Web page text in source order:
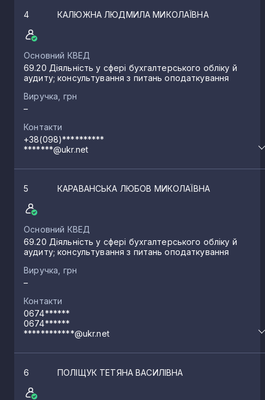
4 КАЛЮЖНА ЛЮДМИЛА МИКОЛАЇВНА
Основний КВЕД
69.20 Діяльність у сфері бухгалтерського обліку й
аудиту; консультування з питань оподаткування
Виручка, грн
–
Контакти
+38(098)**********
*******@ukr.net
5 КАРАВАНСЬКА ЛЮБОВ МИКОЛАЇВНА
Основний КВЕД
69.20 Діяльність у сфері бухгалтерського обліку й
аудиту; консультування з питань оподаткування
Виручка, грн
–
Контакти
0674******
0674******
************@ukr.net
6 ПОЛІЩУК ТЕТЯНА ВАСИЛІВНА